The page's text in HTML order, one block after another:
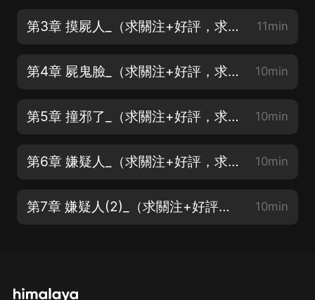
第3章 摸屍人_（求關注+好評，求賞月票） 11min
第4章 屍鬼臉_（求關注+好評，求賞月票） 10min
第5章 撞邪了_（求關注+好評，求賞月票） 10min
第6章 嫌疑人_（求關注+好評，求賞月票） 10min
第7章 嫌疑人(2)_（求關注+好評，求賞月票） 10min